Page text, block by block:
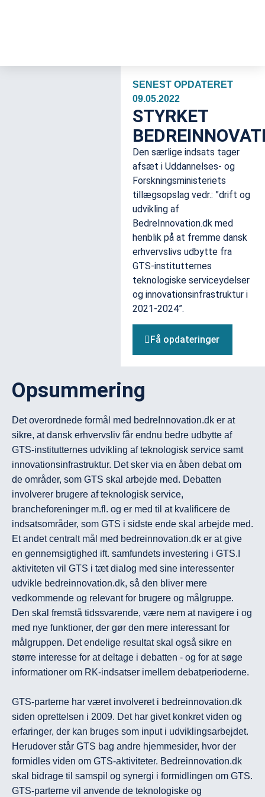
SENEST OPDATERET
09.05.2022
STYRKET
Den særlige indsats tager
afsæt i Uddannelses- og
Forskningsministeriets
tillægsopslag vedr.: ”drift og
udvikling af
BedreInnovation.dk med
henblik på at fremme dansk
erhvervslivs udbytte fra
GTS-institutternes
teknologiske serviceydelser
og innovationsinfrastruktur i
2021-2024”.
Få opdateringer
Opsummering
Det overordnede formål med bedreInnovation.dk er at
sikre, at dansk erhvervsliv får endnu bedre udbytte af
GTS-institutternes udvikling af teknologisk service samt
innovationsinfrastruktur. Det sker via en åben debat om
de områder, som GTS skal arbejde med. Debatten
involverer brugere af teknologisk service,
brancheforeninger m.fl. og er med til at kvalificere de
indsatsområder, som GTS i sidste ende skal arbejde med.
Et andet centralt mål med bedreinnovation.dk er at give
en gennemsigtighed ift. samfundets investering i GTS.I
aktiviteten vil GTS i tæt dialog med sine interessenter
udvikle bedreinnovation.dk, så den bliver mere
vedkommende og relevant for brugere og målgruppe.
Den skal fremstå tidssvarende, være nem at navigere i og
med nye funktioner, der gør den mere interessant for
målgruppen. Det endelige resultat skal også sikre en
større interesse for at deltage i debatten - og for at søge
informationer om RK-indsatser imellem debatperioderne.
GTS-parterne har været involveret i bedreinnovation.dk
siden oprettelsen i 2009. Det har givet konkret viden og
erfaringer, der kan bruges som input i udviklingsarbejdet.
Herudover står GTS bag andre hjemmesider, hvor der
formidles viden om GTS-aktiviteter. Bedreinnovation.dk
skal bidrage til samspil og synergi i formidlingen om GTS.
GTS-parterne vil anvende de teknologiske og